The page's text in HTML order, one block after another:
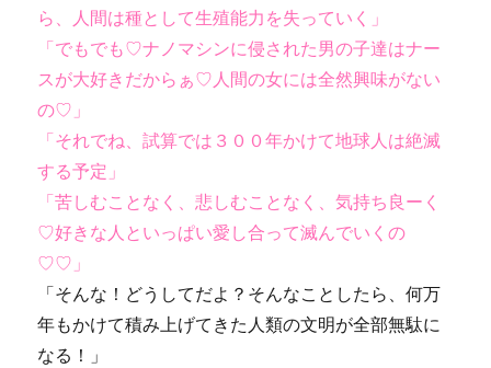
ら、人間は種として生殖能力を失っていく」
「でもでも♡ナノマシンに侵された男の子達はナー
スが大好きだからぁ♡人間の女には全然興味がない
の♡」
「それでね、試算では３００年かけて地球人は絶滅
する予定」
「苦しむことなく、悲しむことなく、気持ち良ーく
♡好きな人といっぱい愛し合って滅んでいくの
♡♡」
「そんな！どうしてだよ？そんなことしたら、何万
年もかけて積み上げてきた人類の文明が全部無駄に
なる！」